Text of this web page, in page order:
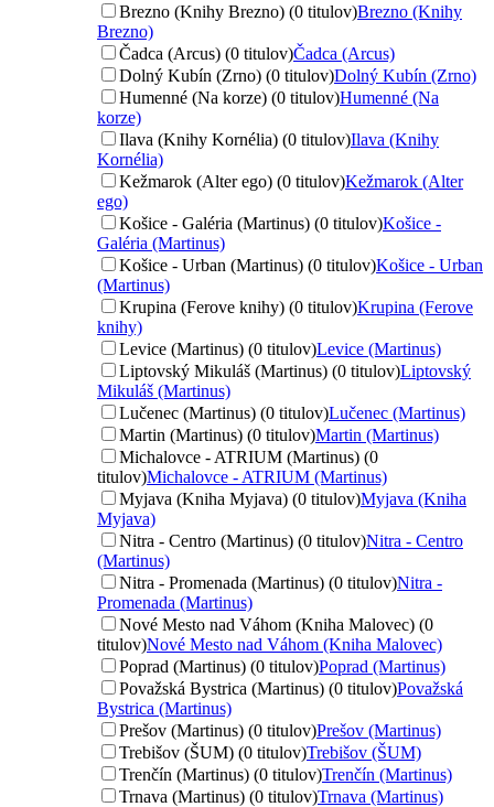
Brezno (Knihy Brezno) (0 titulov)Brezno (Knihy
Brezno)
Čadca (Arcus) (0 titulov)Čadca (Arcus)
Dolný Kubín (Zrno) (0 titulov)Dolný Kubín (Zrno)
Humenné (Na korze) (0 titulov)Humenné (Na
korze)
Ilava (Knihy Kornélia) (0 titulov)Ilava (Knihy
Kornélia)
Kežmarok (Alter ego) (0 titulov)Kežmarok (Alter
ego)
Košice - Galéria (Martinus) (0 titulov)Košice -
Galéria (Martinus)
Košice - Urban (Martinus) (0 titulov)Košice - Urban
(Martinus)
Krupina (Ferove knihy) (0 titulov)Krupina (Ferove
knihy)
Levice (Martinus) (0 titulov)Levice (Martinus)
Liptovský Mikuláš (Martinus) (0 titulov)Liptovský
Mikuláš (Martinus)
Lučenec (Martinus) (0 titulov)Lučenec (Martinus)
Martin (Martinus) (0 titulov)Martin (Martinus)
Michalovce - ATRIUM (Martinus) (0
titulov)Michalovce - ATRIUM (Martinus)
Myjava (Kniha Myjava) (0 titulov)Myjava (Kniha
Myjava)
Nitra - Centro (Martinus) (0 titulov)Nitra - Centro
(Martinus)
Nitra - Promenada (Martinus) (0 titulov)Nitra -
Promenada (Martinus)
Nové Mesto nad Váhom (Kniha Malovec) (0
titulov)Nové Mesto nad Váhom (Kniha Malovec)
Poprad (Martinus) (0 titulov)Poprad (Martinus)
Považská Bystrica (Martinus) (0 titulov)Považská
Bystrica (Martinus)
Prešov (Martinus) (0 titulov)Prešov (Martinus)
Trebišov (ŠUM) (0 titulov)Trebišov (ŠUM)
Trenčín (Martinus) (0 titulov)Trenčín (Martinus)
Trnava (Martinus) (0 titulov)Trnava (Martinus)